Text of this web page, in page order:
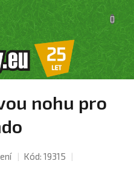
KOŠÍK
nohu pro
Kód: 19315